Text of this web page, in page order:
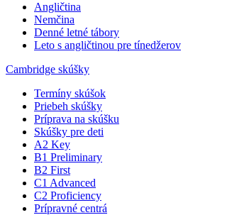
Angličtina
Nemčina
Denné letné tábory
Leto s angličtinou pre tínedžerov
Cambridge skúšky
Termíny skúšok
Priebeh skúšky
Príprava na skúšku
Skúšky pre deti
A2 Key
B1 Preliminary
B2 First
C1 Advanced
C2 Proficiency
Prípravné centrá